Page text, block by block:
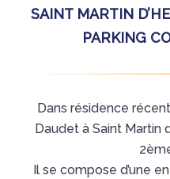
SAINT MARTIN
PARKING
Dans résidence
Daudet à Saint Martin
Il se compose d’une